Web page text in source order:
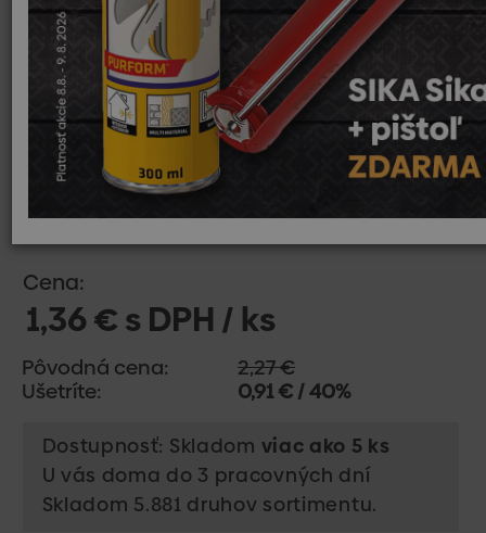
Cena:
1,36 € s DPH / ks
Pôvodná cena:
2,27 €
Ušetríte:
0,91 € / 40%
Dostupnosť: Skladom viac ako 5 ks
U vás doma do 3 pracovných dní
Skladom 5.881 druhov sortimentu.